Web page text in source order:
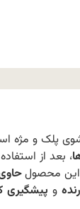
پلک و مژه
، بعد از
این محصول
و پیشگیری